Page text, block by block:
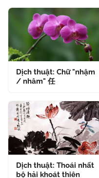
Dịch thuật: Chữ "nhậm
/ nhâm" 任
Dịch thuật: Thoái nhất
bộ hải khoát thiên